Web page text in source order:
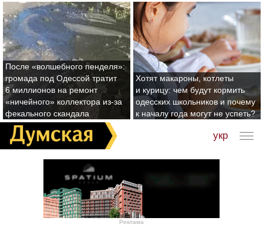
После «волшебного пенделя»:
громада под Одессой тратит
6 миллионов на ремонт
«ничейного» коллектора из-за
фекального скандала
Хотят макароны, котлеты
и курицу: чем будут кормить
одесских школьников и почему
к началу года могут не успеть?
укр
Реклама